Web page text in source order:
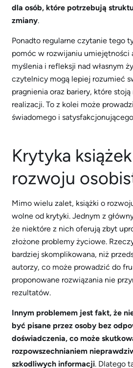
dla osób, które potrzebują
zmiany.
Ponadto regularne czytanie tego
pomóc w rozwijaniu umiejętności
myślenia i refleksji nad własnym
czytelnicy mogą lepiej rozumieć
pragnienia oraz bariery, które
realizacji. To z kolei może
świadomego i
Krytyka
rozwoju
Mimo wielu zalet, książki o
wolne od krytyki. Jednym z
że niektóre z nich oferują zbyt
złożone problemy życiowe.
bardziej skomplikowana, niż
autorzy, co może prowadzić do
proponowane rozwiązania nie
rezultatów.
Innym problemem jest fakt, że
być pisane przez osoby bez
doświadczenia, co może
rozpowszechnianiem
szkodliwych informacji. Dlatego